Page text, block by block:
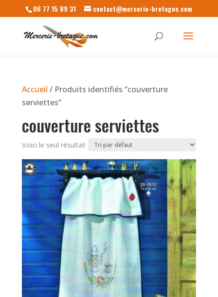
06 77 15 89 31 contact@mercerie-bretagne.com
Accueil / Produits identifiés “couverture
serviettes”
couverture serviettes
Voici le seul résultat